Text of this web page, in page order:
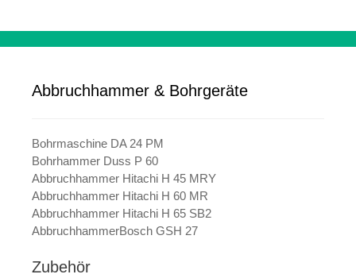
Abbruchhammer & Bohrgeräte
Bohrmaschine DA 24 PM
Bohrhammer Duss P 60
Abbruchhammer Hitachi H 45 MRY
Abbruchhammer Hitachi H 60 MR
Abbruchhammer Hitachi H 65 SB2
AbbruchhammerBosch GSH 27
Zubehör